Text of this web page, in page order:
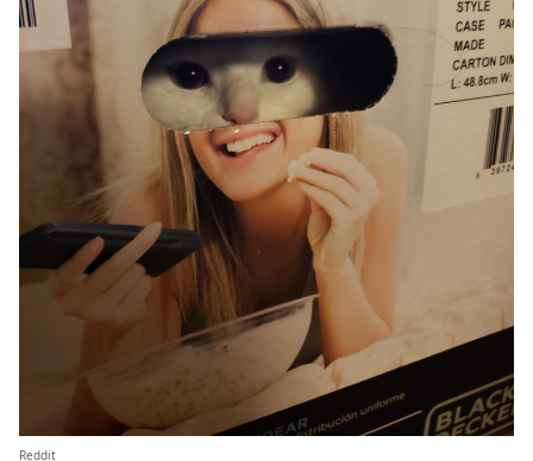
Reddit